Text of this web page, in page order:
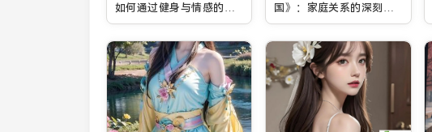
如何通过健身与情感的交
织走向自我救赎？
国》：家庭关系的深刻探
讨与现代社会父亲角色的
转变